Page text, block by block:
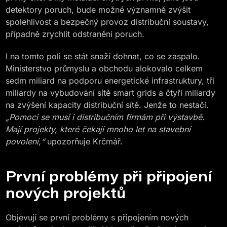
detektory poruch, bude možné významně zvýšit
spolehlivost a bezpečný provoz distribuční soustavy,
případně zrychlit odstranění poruch.
I na tomto poli se stát snaží dohnat, co se zaspalo.
Ministerstvo průmyslu a obchodu alokovalo celkem
sedm miliard na podporu energetické infrastruktury, tři
miliardy na vybudování sítě smart grids a čtyři miliardy
na zvýšení kapacity distribuční sítě. Jenže to nestačí.
„Pomoci se musí i distribučním firmám při výstavbě.
Mají projekty, které čekají mnoho let na stavební
povolení,“upozorňuje Krčmář.
První problémy při připojení
nových projektů
Objevují se první problémy s připojením nových